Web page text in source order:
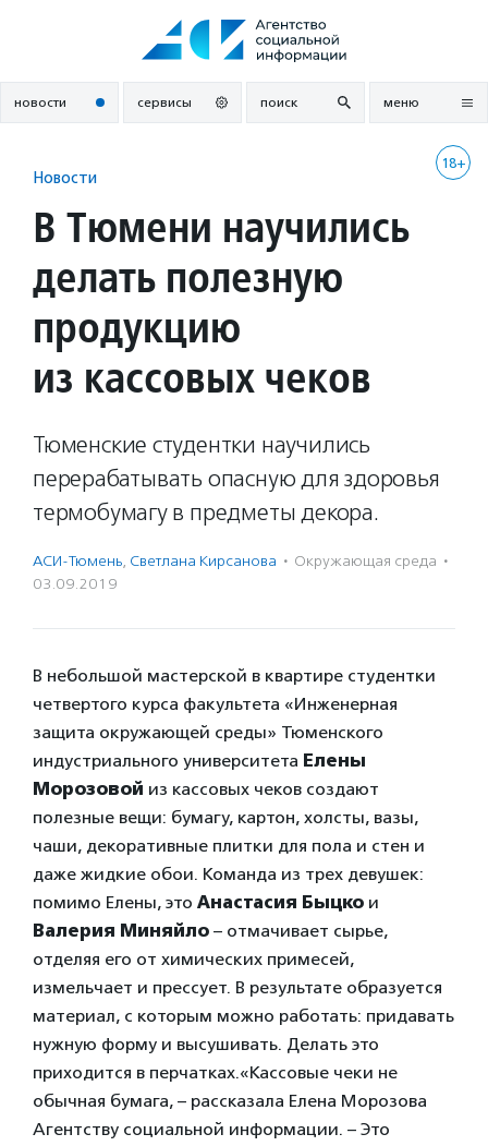
новости сервисы поиск меню
18+
Новости
В Тюмени научились
делать полезную
продукцию
из кассовых чеков
Тюменские студентки научились
перерабатывать опасную для здоровья
термобумагу в предметы декора.
АСИ-Тюмень, Светлана Кирсанова · Окружающая среда ·
03.09.2019
В небольшой мастерской в квартире студентки
четвертого курса факультета «Инженерная
защита окружающей среды» Тюменского
индустриального университета Елены
Морозовой из кассовых чеков создают
полезные вещи: бумагу, картон, холсты, вазы,
чаши, декоративные плитки для пола и стен и
даже жидкие обои. Команда из трех девушек:
помимо Елены, это Анастасия Быцко и
Валерия Миняйло – отмачивает сырье,
отделяя его от химических примесей,
измельчает и прессует. В результате образуется
материал, с которым можно работать: придавать
нужную форму и высушивать. Делать это
приходится в перчатках.«Кассовые чеки не
обычная бумага, – рассказала Елена Морозова
Агентству социальной информации. – Это